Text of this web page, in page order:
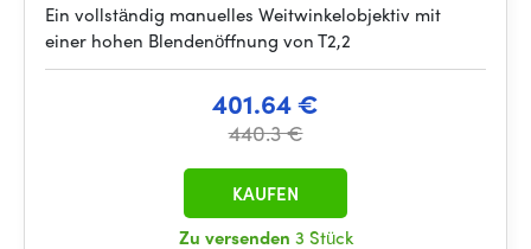
Ein vollständig manuelles Weitwinkelobjektiv mit
einer hohen Blendenöffnung von T2,2
401.64 €
440.3 €
Zu versenden 3 Stück
KAUFEN